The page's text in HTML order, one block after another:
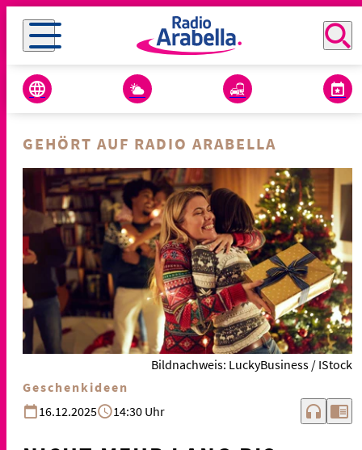
GEHÖRT AUF RADIO ARABELLA
Bildnachweis: LuckyBusiness / IStock
Geschenkideen
16.12.2025
14:30 Uhr headphones chrome_reader_mode